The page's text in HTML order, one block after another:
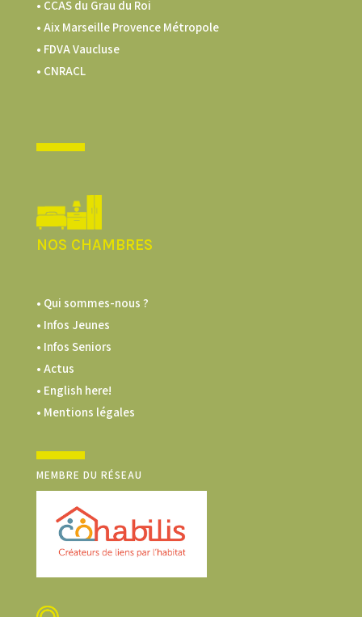
• CCAS du Grau du Roi
• Aix Marseille Provence Métropole
• FDVA Vaucluse
• CNRACL
NOS CHAMBRES
• Qui sommes-nous ?
• Infos Jeunes
• Infos Seniors
• Actus
• English here!
• Mentions légales
MEMBRE DU RÉSEAU